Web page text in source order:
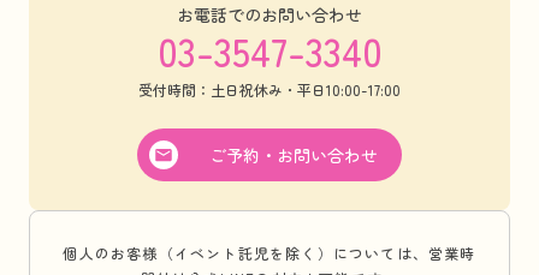
お電話でのお問い合わせ
03-3547-3340
受付時間：土日祝休み・平日10:00-17:00
ご予約・お問い合わせ
個人のお客様（イベント託児を除く）については、営業時